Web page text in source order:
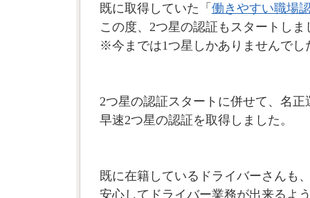
既に取得していた「 働きやすい職場
この度、2つ星の認証もスタートしま
※今までは1つ星しかありませんでし
2つ星の認証スタートに併せて、名正
早速2つ星の認証を取得しました。
既に在籍しているドライバーさんも
安心してドライバー業務が出来るよ